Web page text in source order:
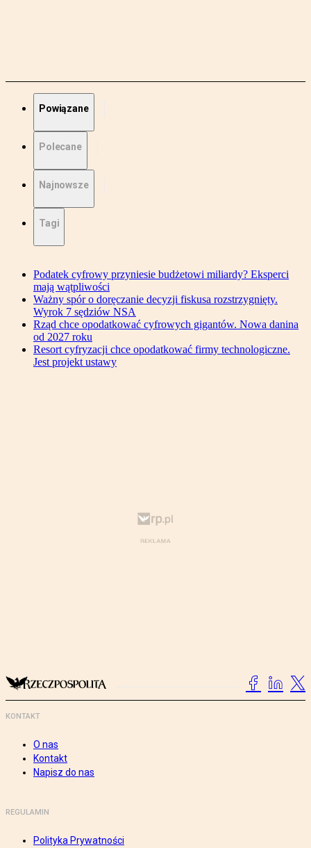
Powiązane
Polecane
Najnowsze
Tagi
Podatek cyfrowy przyniesie budżetowi miliardy? Eksperci
mają wątpliwości
Ważny spór o doręczanie decyzji fiskusa rozstrzygnięty.
Wyrok 7 sędziów NSA
Rząd chce opodatkować cyfrowych gigantów. Nowa danina
od 2027 roku
Resort cyfryzacji chce opodatkować firmy technologiczne.
Jest projekt ustawy
KONTAKT
O nas
Kontakt
Napisz do nas
REGULAMIN
Polityka Prywatności